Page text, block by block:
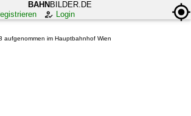
BAHN BILDER.DE
Login
aufgenommen im Hauptbahnhof Wien